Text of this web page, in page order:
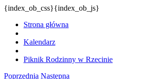
{index_ob_css}{index_ob_js}
Strona główna
Kalendarz
Piknik Rodzinny w Rzecinie
Poprzednia Następna